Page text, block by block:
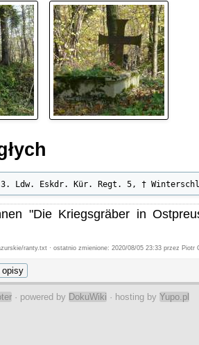
3. Ldw. Eskdr. Kür. Regt. 5, †
"Die Kriegsgräber in
ranty.txt · ostatnio zmienione: 2020/08/05 23:33 przez Piotr
· powered by DokuWiki · hosting by Yupo.pl